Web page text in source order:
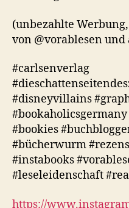
(unbezahlte
von @vorablesen und
#carlsenverlag
#disneyvillains
#bookies
#bücherwurm
#instabooks
#leseleidenschaft
https://